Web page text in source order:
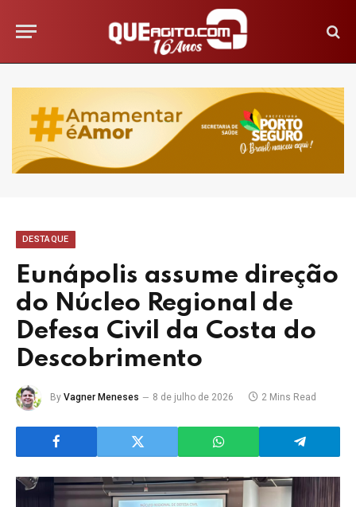
DESTAQUE
Eunápolis assume direção
do Núcleo Regional de
Defesa Civil da Costa do
Descobrimento
By Vagner Meneses 8 de julho de 2026 2 Mins Read